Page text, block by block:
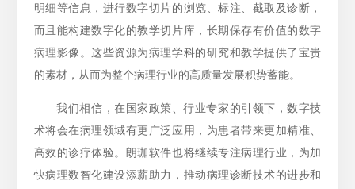
明细等信息，进行数字切片的浏览、标注、截取及诊断，
而且能构建数字化的教学切片库，长期保存有价值的数字
病理影像。这些资源为病理学科的研究和教学提供了宝贵
的素材，从而为整个病理行业的高质量发展积势蓄能。
我们相信，在国家政策、行业专家的引领下，数字技
术将会在病理领域有更广泛应用，为患者带来更加精准、
高效的诊疗体验。朗珈软件也将继续专注病理行业，为加
快病理数智化建设添薪助力，推动病理诊断技术的进步和